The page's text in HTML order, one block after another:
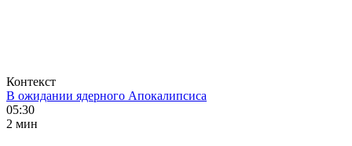
Контекст
В ожидании ядерного Апокалипсиса
05:30
2 мин